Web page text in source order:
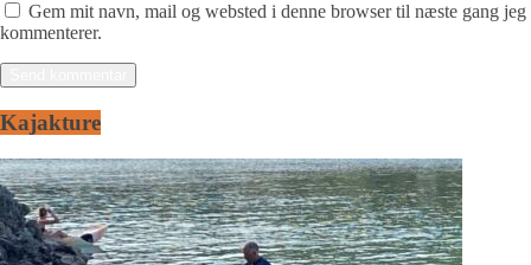
Gem mit navn, mail og websted i denne browser til næste gang jeg
kommenterer.
Kajakture